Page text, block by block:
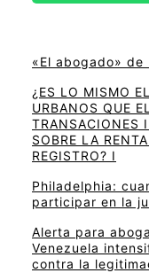
«El abogado» de
¿ES LO MISMO
URBANOS QUE
TRANSACIONES
SOBRE LA
REGISTRO? I
Philadelphia:
participar en la
Alerta para
Venezuela
contra la